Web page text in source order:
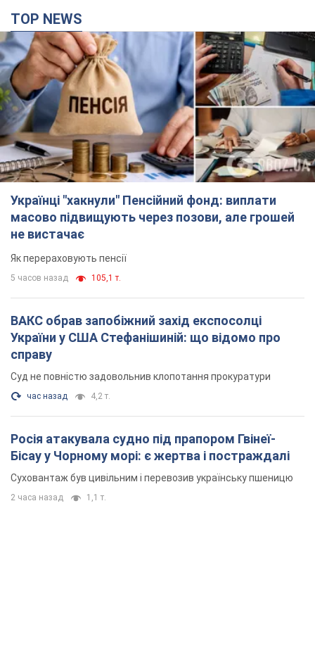
TOP NEWS
Українці "хакнули" Пенсійний фонд: виплати
масово підвищують через позови, але грошей
не вистачає
Як перераховують пенсії
5 часов назад 105,1 т.
ВАКС обрав запобіжний захід експосолці
України у США Стефанішиній: що відомо про
справу
Суд не повністю задовольнив клопотання прокуратури
час назад 4,2 т.
Росія атакувала судно під прапором Гвінеї-
Бісау у Чорному морі: є жертва і постраждалі
Суховантаж був цивільним і перевозив українську пшеницю
2 часа назад 1,1 т.